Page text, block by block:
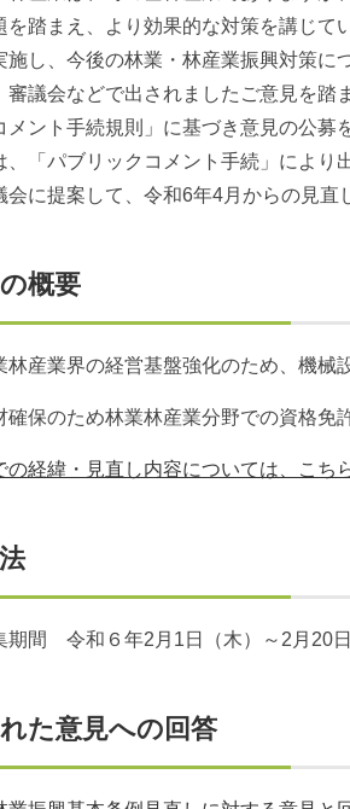
を踏まえ、より効果的な対策を講じて
施し、今後の林業・林産業振興対策に
議会などで出されましたご意見を踏
メント手続規則」に基づき意見の公募
「パブリックコメント手続」により
会に提案して、令和6年4月からの見直
概要
林産業界の経営基盤強化のため、機械
確保のため林業林産業分野での資格免
の経緯・見直し内容については、こち
期間 令和６年2月1日（木）～2月20日
た意見への回答